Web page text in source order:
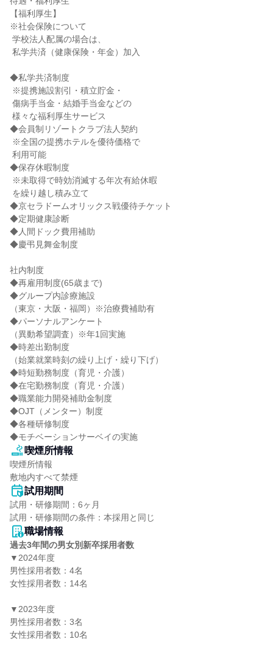
【福利厚生】
※社会保険について
◆私学共済制度
◆会員制リゾートクラブ法人契約
◆保存休暇制度
◆京セラドームオリックス戦優待チケット
◆定期健康診断
◆人間ドック費用補助
◆慶弔見舞金制度
社内制度
◆再雇用制度(65歳まで)
◆グループ内診療施設
（東京・大阪・福岡）※治療費補助有
◆パーソナルアンケート
（異動希望調査）※年1回実施
◆時差出勤制度
（始業就業時刻の繰り上げ・繰り下げ）
◆時短勤務制度（育児・介護）
◆在宅勤務制度（育児・介護）
◆職業能力開発補助金制度
◆OJT（メンター）制度
◆各種研修制度
◆モチベーションサーベイの実施
喫煙所情報
喫煙所情報
敷地内すべて禁煙
試用期間
試用・研修期間：6ヶ月
職場情報
過去3年間の男女別新卒採用者数
▼2024年度
男性採用者数：4名
女性採用者数：14名
▼2023年度
男性採用者数：3名
女性採用者数：10名